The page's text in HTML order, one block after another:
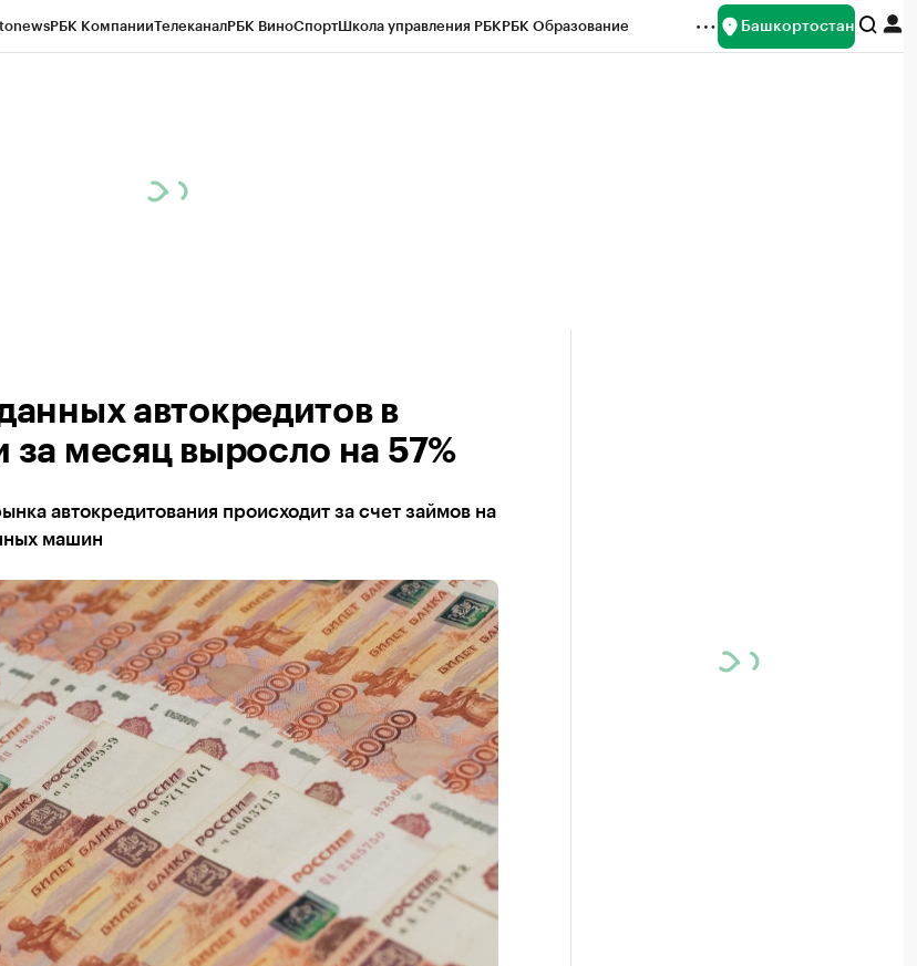
РБК КомпанииТелеканалРБК ВиноСпортШкола управления РБКРБК Образование Башкортостан
автокредитов в
за месяц выросло на 57%
автокредитования происходит за счет займов на
машин